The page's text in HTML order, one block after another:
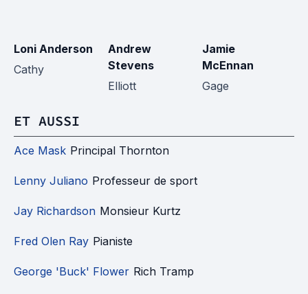
Loni Anderson
Cathy
Andrew
Stevens
Elliott
Jamie
McEnnan
Gage
ET AUSSI
Ace Mask Principal Thornton
Lenny Juliano Professeur de sport
Jay Richardson Monsieur Kurtz
Fred Olen Ray Pianiste
George 'Buck' Flower Rich Tramp